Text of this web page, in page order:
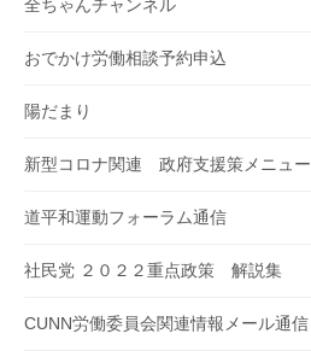
全ちゃんチャンネル
おでかけ労働相談予約申込
陽だまり
新型コロナ関連 政府支援策メニュー
道平和運動フォーラム通信
社民党 ２０２２重点政策 解説集
CUNN労働委員会関連情報メール通信